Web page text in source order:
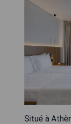
Situé à